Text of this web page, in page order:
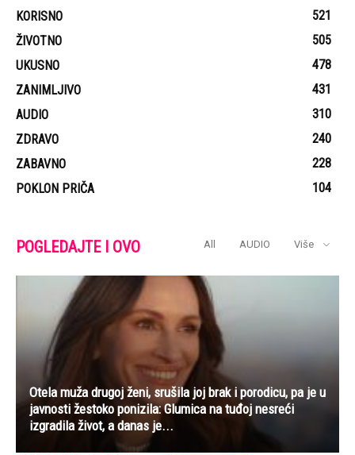
KORISNO
521
ŽIVOTNO
505
UKUSNO
478
ZANIMLJIVO
431
AUDIO
310
ZDRAVO
240
ZABAVNO
228
POKLON PRIČA
104
POGLEDAJTE I OVO All AUDIO Više
Otela muža drugoj ženi, srušila joj brak i porodicu, pa je u
javnosti žestoko ponizila: Glumica na tuđoj nesreći
izgradila život, a danas je...